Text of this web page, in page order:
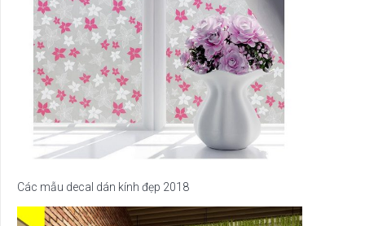
Các mẫu decal dán kính đẹp 2018